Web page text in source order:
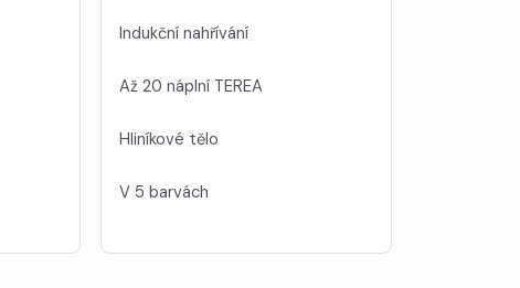
Indukční nahřívání
Až 20 náplní TEREA
Hliníkové tělo
V 5 barvách